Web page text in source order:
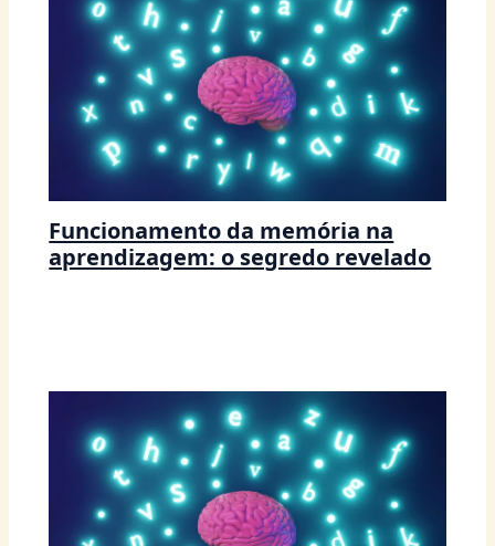
Funcionamento da memória na
aprendizagem: o segredo revelado